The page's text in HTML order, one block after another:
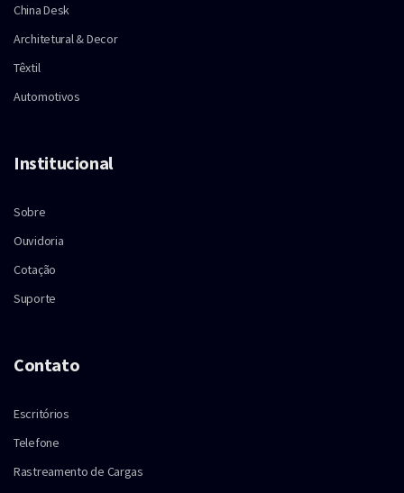
China Desk
Architetural & Decor
Têxtil
Automotivos
Institucional
Sobre
Ouvidoria
Cotação
Suporte
Contato
Escritórios
Telefone
Rastreamento de Cargas